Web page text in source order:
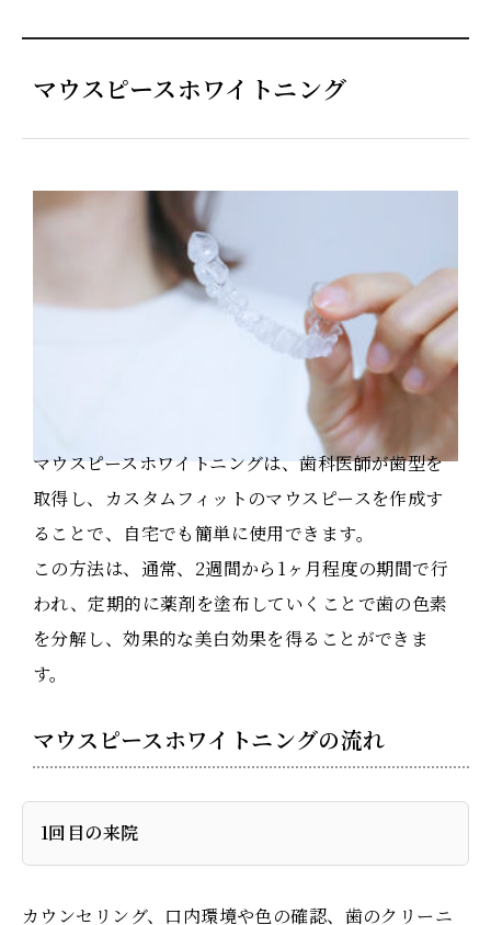
マウスピースホワイトニング
マウスピースホワイトニングは、歯科医師が歯型を
取得し、カスタムフィットのマウスピースを作成す
ることで、自宅でも簡単に使用できます。
この方法は、通常、2週間から1ヶ月程度の期間で行
われ、定期的に薬剤を塗布していくことで歯の色素
を分解し、効果的な美白効果を得ることができま
す。
マウスピースホワイトニングの流れ
1回目の来院
カウンセリング、口内環境や色の確認、歯のクリーニ